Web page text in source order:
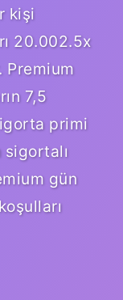
kişi
20.002.5x
Premium
7,5
primi
gün